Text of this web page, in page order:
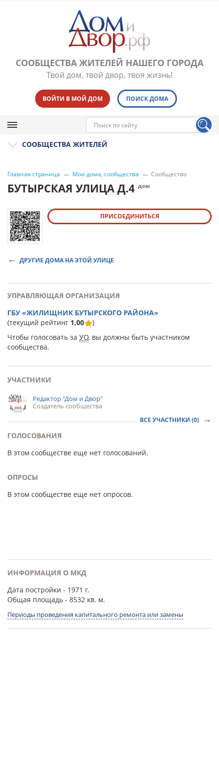
СООБЩЕСТВА ЖИТЕЛЕЙ НАШЕГО ГОРОДА
Твой дом, твой двор, твоя жизнь!
ВОЙТИ В МОЙ ДОМ ПОИСК ДОМА
СООБЩЕСТВА ЖИТЕЛЕЙ
Главная страница Мои дома, сообщества Сообщество
БУТЫРСКАЯ УЛИЦА Д.4 дом
ПРИСОЕДИНИТЬСЯ
ДРУГИЕ ДОМА НА ЭТОЙ УЛИЦЕ
УПРАВЛЯЮЩАЯ ОРГАНИЗАЦИЯ
ГБУ «ЖИЛИЩНИК БУТЫРСКОГО РАЙОНА»
(текущий рейтинг 1,00
)
Чтобы голосовать за УО, вы должны быть участником
сообщества.
УЧАСТНИКИ
Редактор "Дом и Двор"
Создатель сообщества
ВСЕ УЧАСТНИКИ (0)
ГОЛОСОВАНИЯ
В этом сообществе еще нет голосований.
ОПРОСЫ
В этом сообществе еще нет опросов.
ИНФОРМАЦИЯ О МКД
Дата постройки - 1971 г.
Общая площадь - 8532 кв. м.
Периоды проведения капитального ремонта или замены